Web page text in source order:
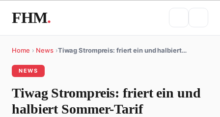
FHM.
Home › News ›Tiwag Strompreis: friert ein und halbiert…
NEWS
Tiwag Strompreis: friert ein und
halbiert Sommer-Tarif